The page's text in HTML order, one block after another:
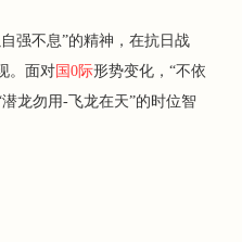
强不息”的精神，在抗日战
。面对 国0际形势变化，“不依
龙勿用-飞龙在天”的时位智